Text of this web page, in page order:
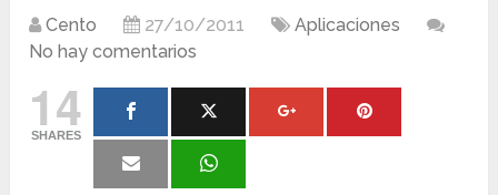
Cento 27/10/2011
Aplicaciones
No hay comentarios
14
SHARES